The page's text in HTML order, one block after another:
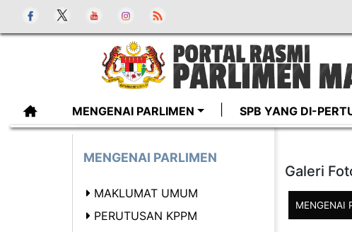
MENGENAI PARLIMEN SPB YANG DI-
Galeri
MENGENAI
MENGENAI PARLIMEN
MAKLUMAT UMUM
PERUTUSAN KPPM